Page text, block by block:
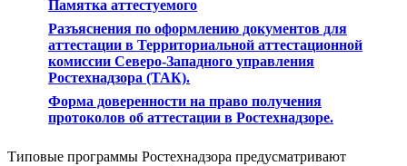
Памятка аттестуемого
Разъяснения по оформлению документов для
аттестации в Территориальной аттестационной
комиссии Северо-Западного управления
Ростехнадзора (ТАК).
Форма доверенности на право получения
протоколов об аттестации в Ростехнадзоре.
Типовые программы Ростехнадзора предусматривают